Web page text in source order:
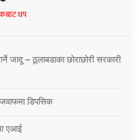
थप
जादू – ठूलाबडाका छोराछोरी सरकारी
डिपसिक
एआई